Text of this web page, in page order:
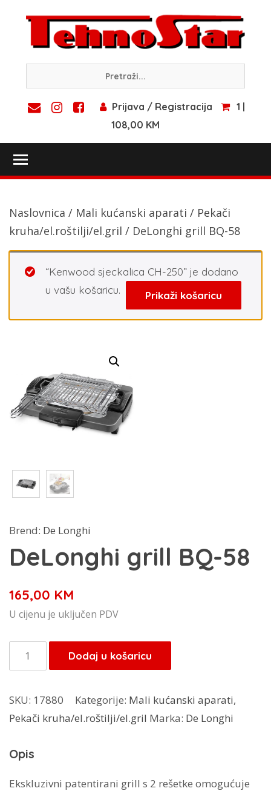
content
Prijava / Registracija
1 |
108,00 KM
Naslovnica / Mali kućanski aparati / Pekači
kruha/el.roštilji/el.gril / DeLonghi grill BQ-58
“Kenwood sjeckalica CH-250” je dodano
u vašu košaricu.
Prikaži košaricu
Brend: De Longhi
DeLonghi grill BQ-58
165,00 KM
U cijenu je uključen PDV
DeLonghi
grill
58
količina
Dodaj u košaricu
SKU: 17880 Kategorije: Mali kućanski aparati,
Pekači kruha/el.roštilji/el.gril Marka: De Longhi
Opis
Ekskluzivni patentirani grill s 2 rešetke omogućuje